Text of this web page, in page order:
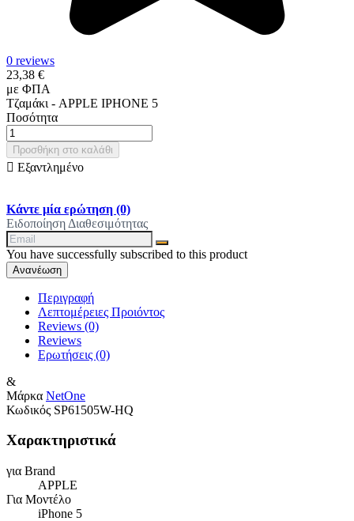
0 reviews
23,38 €
με ΦΠΑ
Τζαμάκι - APPLE IPHONE 5
Ποσότητα
Προσθήκη στο καλάθι
 Εξαντλημένο
Κάντε μία ερώτηση (0)
Ειδοποίηση Διαθεσιμότητας
You have successfully subscribed to this product
Περιγραφή
Λεπτομέρειες Προιόντος
Reviews (0)
Reviews
Ερωτήσεις (0)
&
Μάρκα NetOne
Κωδικός SP61505W-HQ
Χαρακτηριστικά
για Brand
APPLE
Για Μοντέλο
iPhone 5